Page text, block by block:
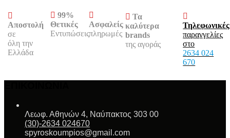
Αποστολή
σε
όλη την
Ελλάδα
99%
Θετικές
Εντυπώσεις
Ασφαλείς
πληρωμές
Τα
καλύτερα
brands
της αγοράς
Τηλεφωνικές
παραγγελίες
στο
2634 024
670
Λεωφ. Αθηνών 4, Ναύπακτος 303 00
(30)-2634 024670
spyroskoumpios@gmail.com